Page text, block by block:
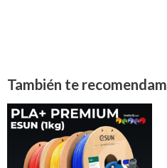
También te